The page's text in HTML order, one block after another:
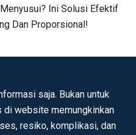
Ini Solusi Efektif
Dan Proporsional!
saja. Bukan untuk
di website memungkinkan
resiko, komplikasi, dan